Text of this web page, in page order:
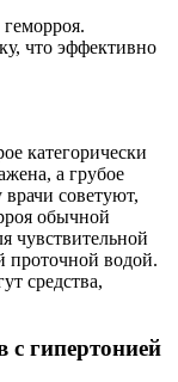
что эффективно
категорически
а грубое
врачи советуют,
обычной
чувствительной
проточной водой.
средства,
с гипертонией